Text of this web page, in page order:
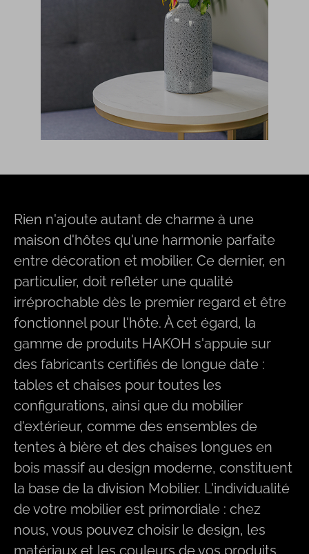
Rien n'ajoute autant de charme à une
maison d'hôtes qu'une harmonie parfaite
entre décoration et mobilier. Ce dernier, en
particulier, doit refléter une qualité
irréprochable dès le premier regard et être
fonctionnel pour l'hôte. À cet égard, la
gamme de produits HAKOH s'appuie sur
des fabricants certifiés de longue date :
tables et chaises pour toutes les
configurations, ainsi que du mobilier
d'extérieur, comme des ensembles de
tentes à bière et des chaises longues en
bois massif au design moderne, constituent
la base de la division Mobilier. L'individualité
de votre mobilier est primordiale : chez
nous, vous pouvez choisir le design, les
matériaux et les couleurs de vos produits